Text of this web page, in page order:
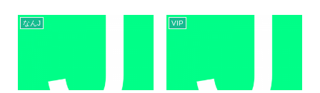
結局「SPY×FAMILY」は何が悪かったのか
【超画像 】週刊少年ジャンプ、世代交代に失敗
なんJ VIP